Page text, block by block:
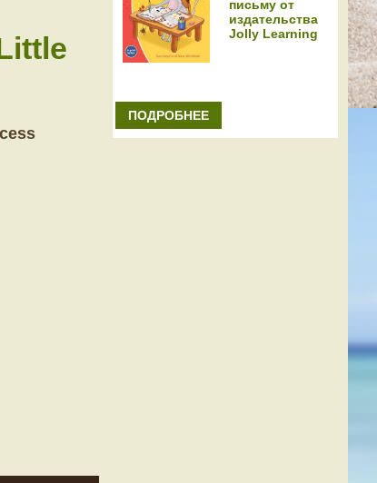
письму от
издательства
Jolly Learning
ПОДРОБНЕЕ